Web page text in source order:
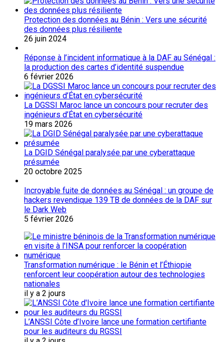
Protection des données au Bénin : Vers une sécurité
des données plus résiliente
26 juin 2024
Réponse à l’incident informatique à la DAF au Sénégal :
la production des cartes d’identité suspendue
6 février 2026
La DGSSI Maroc lance un concours pour recruter des
ingénieurs d’État en cybersécurité
19 mars 2026
La DGID Sénégal paralysée par une cyberattaque
présumée
20 octobre 2025
Incroyable fuite de données au Sénégal : un groupe de
hackers revendique 139 TB de données de la DAF sur
le Dark Web
5 février 2026
Transformation numérique : le Bénin et l’Éthiopie
renforcent leur coopération autour des technologies
nationales
il y a 2 jours
L’ANSSI Côte d’Ivoire lance une formation certifiante
pour les auditeurs du RGSSI